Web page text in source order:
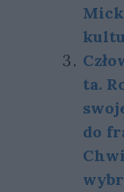
ta.
do